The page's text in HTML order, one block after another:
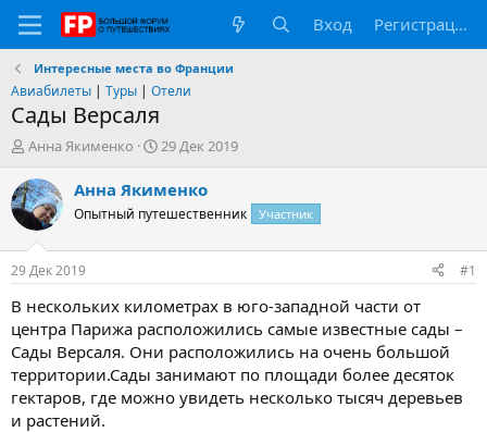
Вход Регистрация
Интересные места во Франции
Авиабилеты | Туры | Отели
Сады Версаля
А
т
о
р
т
е
м
ы
Анна Якименко
Д
т
н
а
л
29 Дек 2019
Анна Якименко
Опытный путешественник Участник
29 Дек 2019 #1
В нескольких километрах в юго-западной части от
центра Парижа расположились самые известные сады –
Сады Версаля. Они расположились на очень большой
территории.Сады занимают по площади более десяток
гектаров, где можно увидеть несколько тысяч деревьев
и растений.